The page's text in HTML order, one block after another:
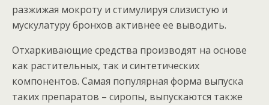
разжижая мокроту и стимулируя слизистую и
мускулатуру бронхов активнее ее выводить.
Отхаркивающие средства производят на основе
как растительных, так и синтетических
компонентов. Самая популярная форма выпуска
таких препаратов – сиропы, выпускаются также